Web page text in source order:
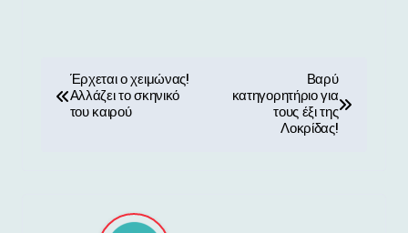
Έρχεται ο χειμώνας!
Αλλάζει το σκηνικό
του καιρού
Βαρύ
κατηγορητήριο για
τους έξι της
Λοκρίδας!